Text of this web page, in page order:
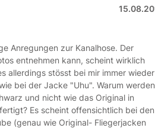
Anregungen zur Kanalhose. Der
entnehmen kann, scheint wirklich
allerdings stösst bei mir immer wieder
bei der Jacke "Uhu". Warum werden
und nicht wie das Original in
Es scheint offensichtlich bei den
(genau wie Original- Fliegerjacken